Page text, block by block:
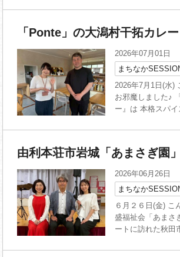
「Ponte」の大潟村干拓カレー
2026年07月01日
まちなか
2026年7月1日(水)
お邪魔しました♪
ー』は 本格スパイ
由利本荘市岩城「あまさぎ園
2026年06月26日
まちなか
６月２６日(金) こ
盛福祉会「あまさ
ートに訪れた秋田